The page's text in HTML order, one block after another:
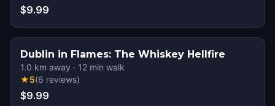
$9.99
Dublin in Flames: The Whiskey Hellfire
1.0 km away · 12 min walk
★5(6 reviews)
$9.99